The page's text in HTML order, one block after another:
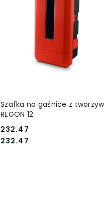
Szafka na gaśnice z
REGON 12
Cena:
232.47
Cena:
232.47
DO KOSZYKA